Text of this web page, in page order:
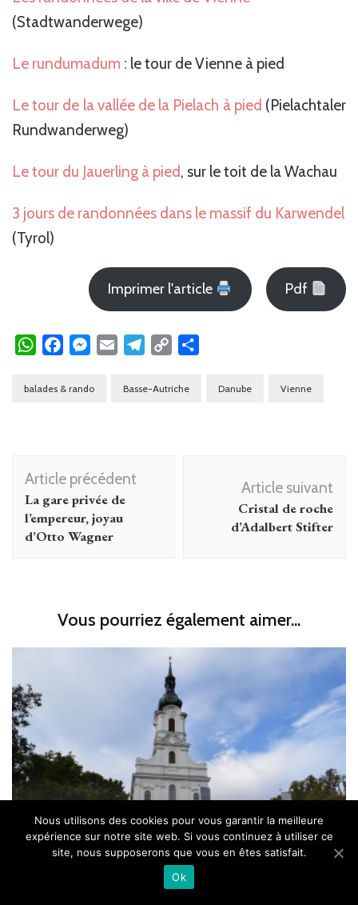
(Stadtwanderwege)
Le rundumadum : le tour de Vienne à pied
Le tour de la vallée de la Pielach à pied (Pielachtaler
Rundwanderweg)
Le tour du Jauerling à pied, sur le toit de la Wachau
3 jours de randonnées dans le massif du Karwendel
(Tyrol)
Imprimer l'article Pdf
WhatsAppFacebookMessenger
Email Telegram
Copy
balades & rando Basse-Autriche Danube Vienne
Navigation
d'article
Article précédent
La gare privée de
l’empereur, joyau
d’Otto Wagner
Article suivant
Cristal de roche
d’Adalbert Stifter
Vous pourriez également aimer...
L’église de Grinzing à l’odeur de fromage
Nous utilisons des cookies pour vous garantir la meilleure
expérience sur notre site web. Si vous continuez à utiliser ce
site, nous supposerons que vous en êtes satisfait.
Ok